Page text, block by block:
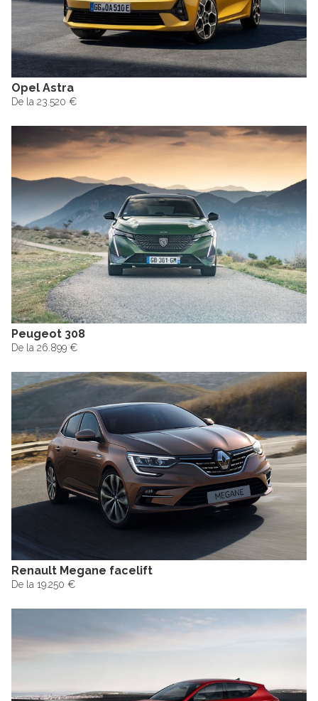
Opel Astra
De la 23.520 €
Peugeot 308
De la 26.899 €
Renault Megane facelift
De la 19.250 €